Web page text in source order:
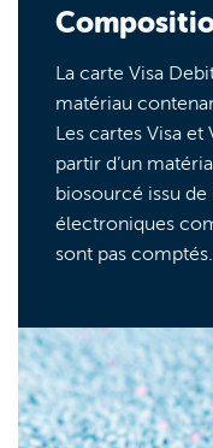
La carte Visa
matériau
Les cartes Visa et
partir d’un
biosourcé issu
électroniques
sont pas comptés.